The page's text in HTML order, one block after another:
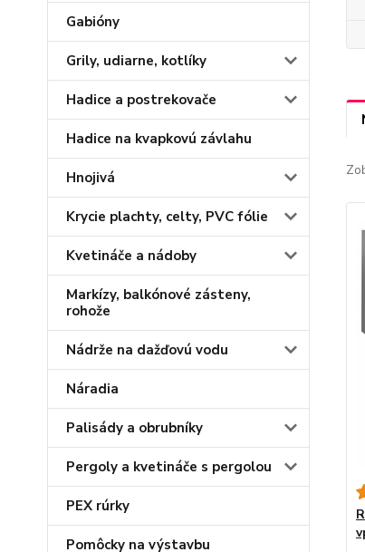
Gabióny
Grily, udiarne, kotlíky
Hadice a postrekovače
Hadice na kvapkovú závlahu
Hnojivá
Krycie plachty, celty, PVC fólie
Kvetináče a nádoby
Markízy, balkónové zásteny,
rohože
Nádrže na dažďovú vodu
Náradia
Palisády a obrubníky
Pergoly a kvetináče s pergolou
PEX rúrky
Pomôcky na výstavbu